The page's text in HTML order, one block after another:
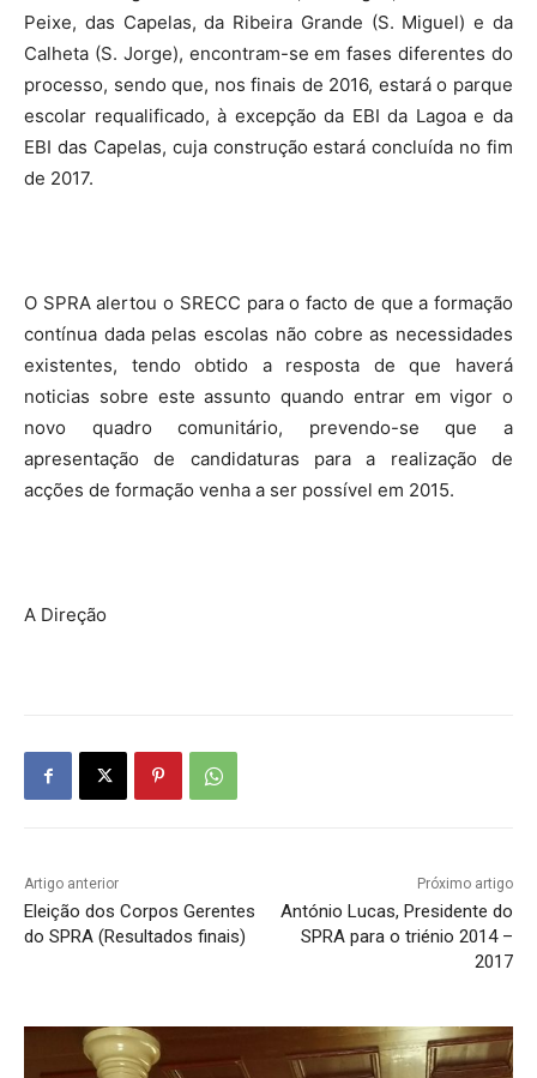
Peixe, das Capelas, da Ribeira Grande (S. Miguel) e da
Calheta (S. Jorge), encontram-se em fases diferentes do
processo, sendo que, nos finais de 2016, estará o parque
escolar requalificado, à excepção da EBI da Lagoa e da
EBI das Capelas, cuja construção estará concluída no fim
de 2017.
O SPRA alertou o SRECC para o facto de que a formação
contínua dada pelas escolas não cobre as necessidades
existentes, tendo obtido a resposta de que haverá
noticias sobre este assunto quando entrar em vigor o
novo quadro comunitário, prevendo-se que a
apresentação de candidaturas para a realização de
acções de formação venha a ser possível em 2015.
A Direção
Artigo anterior
Eleição dos Corpos Gerentes
do SPRA (Resultados finais)
Próximo artigo
António Lucas, Presidente do
SPRA para o triénio 2014 –
2017